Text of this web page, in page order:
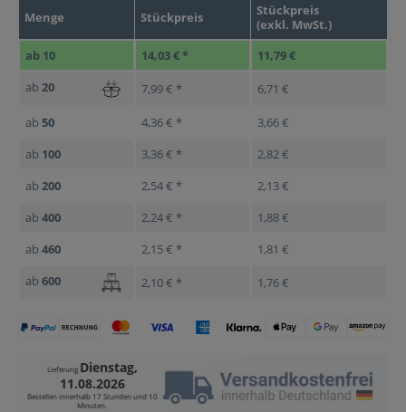
Menge Stückpreis
Stückpreis
(exkl. MwSt.)
ab 10 14,03 € *
11,79 €
ab 20 7,99 € * 6,71 €
ab 50 4,36 € *
3,66 €
ab 100 3,36 € *
2,82 €
ab 200 2,54 € *
2,13 €
ab 400 2,24 € *
1,88 €
ab 460 2,15 € *
1,81 €
ab 600 2,10 € * 1,76 €
Lieferung Dienstag,
11.08.2026
Bestellen innerhalb 17 Stunden und 10
Minuten